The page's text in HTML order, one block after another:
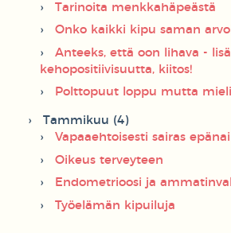
Tarinoita menkkahäpeästä
Onko kaikki kipu saman
Anteeks, että oon lihava -
kehopositiivisuutta, kiitos!
Polttopuut loppu mutta
Tammikuu (4)
Vapaaehtoisesti sairas
Oikeus terveyteen
Endometrioosi ja
Työelämän kipuiluja